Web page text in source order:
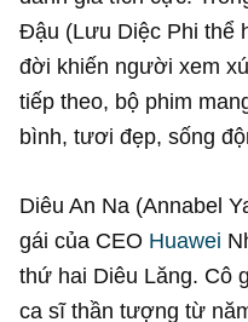
Đậu (Lưu Diệc Phi thể
đời khiến người xem
tiếp theo, bộ phim
bình, tươi đẹp, sống
Diêu An Na (Annabel
gái của CEO Huawei
thứ hai Diêu Lăng. Cô
ca sĩ thần tượng từ